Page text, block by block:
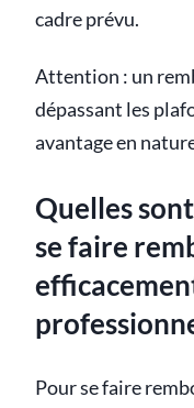
cadre prévu.
Attention : un
dépassant les
avantage en
Quelles
se faire
Pour se faire